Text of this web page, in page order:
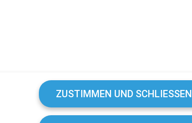
ZUSTIMMEN UND SCHLIESSEN